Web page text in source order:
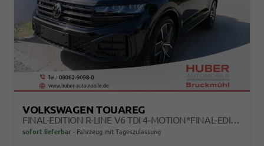
VOLKSWAGEN TOUAREG
FINAL-EDITION R-LINE V6 TDI 4-MOTION*FINAL-EDITION*AHK-SCHWENKBAR*NAVI*ACC*PDC*LED*SHZ*21-ZOLL
sofort lieferbar Fahrzeug mit Tageszulassung